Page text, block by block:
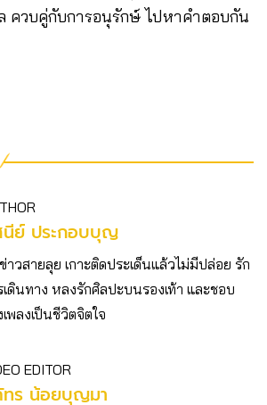
ควบคู่กับการอนุรักษ์ ไปหาคำตอบกัน
ย์ ประกอบบุญ
าวสายลุย เกาะติดประเด็นแล้วไม่มีปล่อย รัก
เดินทาง หลงรักศิลปะบนรองเท้า และชอบ
เพลงเป็นชีวิตจิตใจ
EDITOR
ร น้อยบุญมา